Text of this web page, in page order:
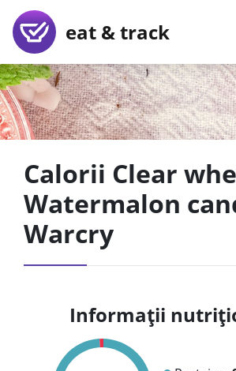
eat & track
Calorii Clear
Watermalon
Warcry
Informații